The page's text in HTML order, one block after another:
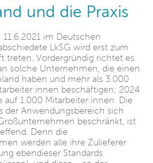
und die Praxis
11.6.2021 im Deutschen
LkSG wird erst zum
treten. Vordergründig richtet es
solche Unternehmen, die einen
haben und mehr als 3.000
beschäftigen; 2024
auf 1.000 Mitarbeiter:innen. Die
der Anwendungsbereich sich
beschränkt, ist
Denn die
werden alle ihre Zulieferer
ebendieser Standards